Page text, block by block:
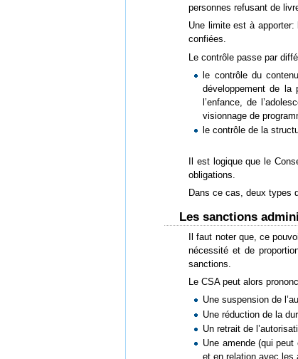
personnes refusant de
Une limite est à
confiées.
Le contrôle passe par
le contrôle du
développement de la
l’enfance, de
visionnage de
le contrôle de la
Il est logique que le
obligations.
Dans ce cas, deux types
Les sanctions
Il faut noter que, ce
nécessité et de
sanctions.
Le CSA peut alors
Une suspension de
Une réduction de la
Un retrait de
Une amende (qui
et en relation avec les